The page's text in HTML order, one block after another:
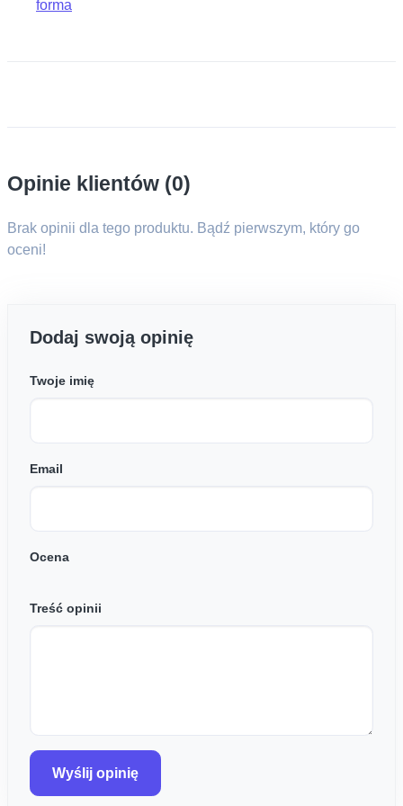
forma
Opinie klientów (0)
Brak opinii dla tego produktu. Bądź pierwszym, który go
oceni!
Dodaj swoją opinię
Twoje imię
Email
Ocena
Treść opinii
Wyślij opinię